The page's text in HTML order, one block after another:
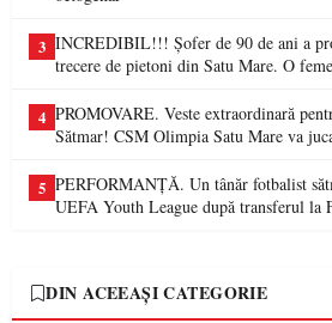
3 INCREDIBIL!!! Șofer de 90 de ani a
trecere de pietoni din Satu Mare. O
4 PROMOVARE. Veste extraordinară
Sătmar! CSM Olimpia Satu Mare va
5 PERFORMANȚĂ. Un tânăr fotbalist
UEFA Youth League după transferul la
DIN ACEEAȘI CATEGORIE